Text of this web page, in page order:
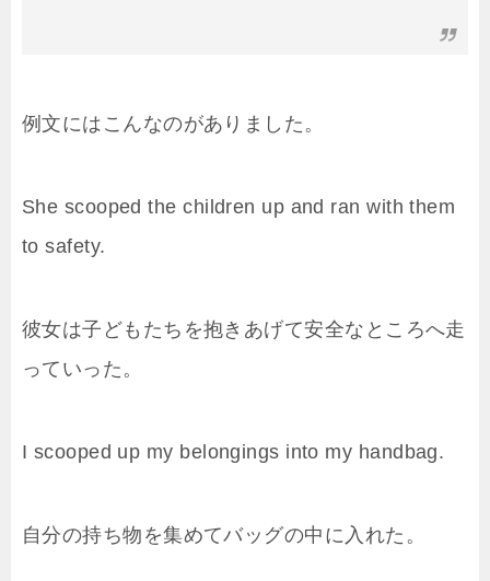
例文にはこんなのがありました。
She scooped the children up and ran with them
to safety.
彼女は子どもたちを抱きあげて安全なところへ走
っていった。
I scooped up my belongings into my handbag.
自分の持ち物を集めてバッグの中に入れた。